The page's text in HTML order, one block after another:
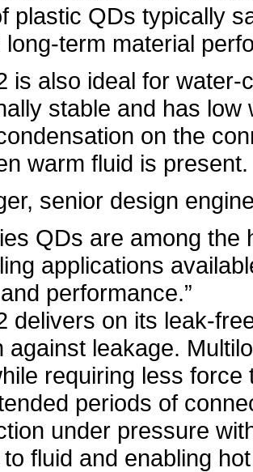
plastic QDs typically
long-term material
is also ideal for
stable and has
on the
warm fluid is present.
senior design
QDs are among
applications
performance.”
delivers on its leak-
against leakage.
requiring less
periods of
under pressure
fluid and enabling